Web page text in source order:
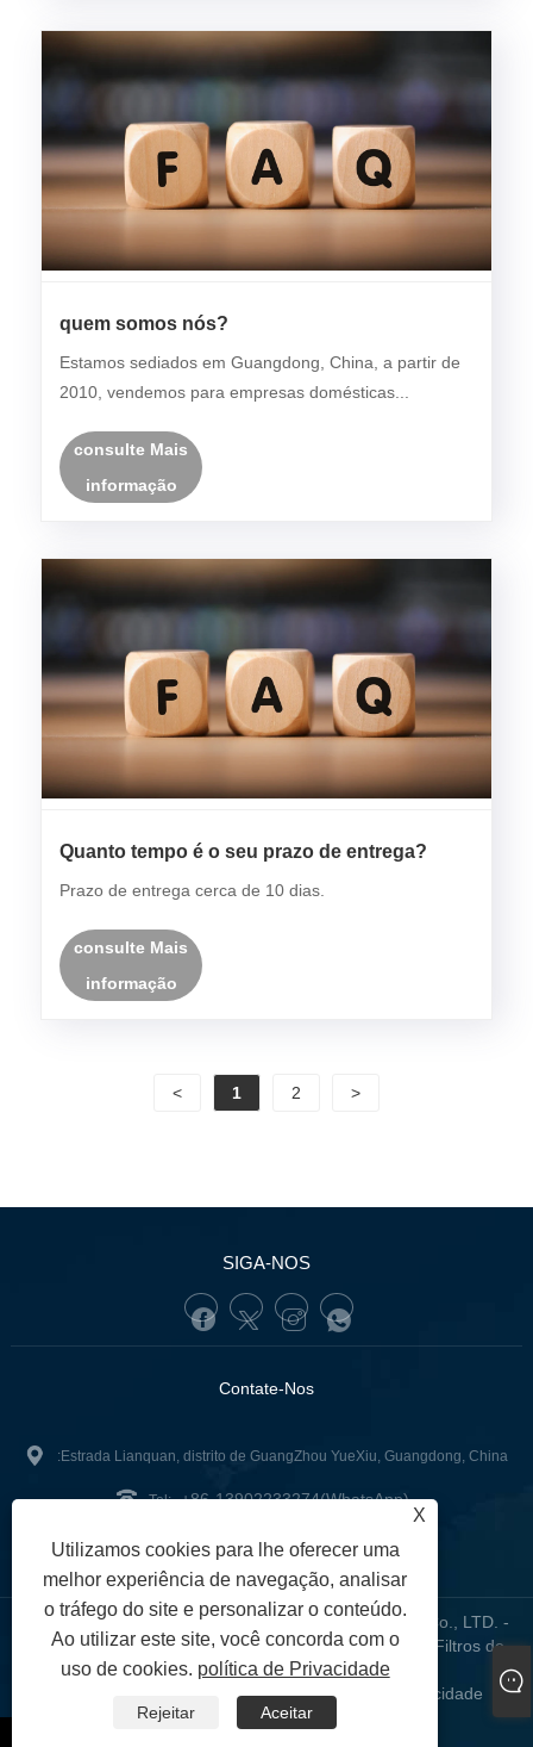
quem somos nós?
Estamos sediados em Guangdong, China, a partir de
2010, vendemos para empresas domésticas...
consulte Mais
informação
Quanto tempo é o seu prazo de entrega?
Prazo de entrega cerca de 10 dias.
consulte Mais
informação
< 1 2 >
SIGA-NOS
Contate-Nos
:Estrada Lianquan, distrito de GuangZhou YueXiu, Guangdong, China
Tel: +86-13902233274(WhatsApp)
: tunofuzhilong@gdtuno.com
Copyright © 2023 Guangzhou Hengsheng Auto Parts Co., LTD. -
Sensores Automotivos, Suporte de Motor Automotivo, Filtros de
Carro - Todos os Direitos Reservados.
| XML | política de Privacidade
X
Utilizamos cookies para lhe oferecer uma
melhor experiência de navegação, analisar
o tráfego do site e personalizar o conteúdo.
Ao utilizar este site, você concorda com o
uso de cookies. política de Privacidade
Rejeitar Aceitar